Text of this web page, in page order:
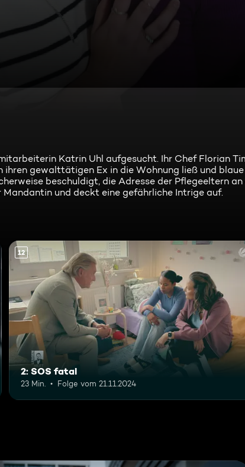
Katrin Uhl aufgesucht. Ihr Chef Florian
gewalttätigen Ex in die Wohnung ließ und
beschuldigt, die Adresse der Pflegeeltern
und deckt eine gefährliche Intrige auf.
12
2: SOS fatal
23 Min. Folge vom 21.11.2024